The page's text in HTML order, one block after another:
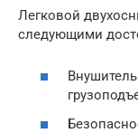
Легковой
следующими